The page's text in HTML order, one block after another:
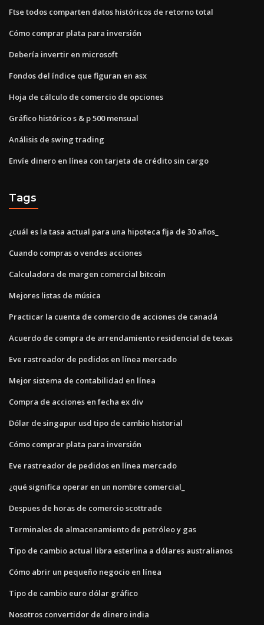
Ftse todos comparten datos históricos de retorno total
Cómo comprar plata para inversión
Debería invertir en microsoft
Fondos del índice que figuran en asx
Hoja de cálculo de comercio de opciones
Gráfico histórico s & p 500 mensual
Análisis de swing trading
Envíe dinero en línea con tarjeta de crédito sin cargo
Tags
¿cuál es la tasa actual para una hipoteca fija de 30 años_
Cuando compras o vendes acciones
Calculadora de margen comercial bitcoin
Mejores listas de música
Practicar la cuenta de comercio de acciones de canadá
Acuerdo de compra de arrendamiento residencial de texas
Eve rastreador de pedidos en línea mercado
Mejor sistema de contabilidad en línea
Compra de acciones en fecha ex div
Dólar de singapur usd tipo de cambio historial
Cómo comprar plata para inversión
Eve rastreador de pedidos en línea mercado
¿qué significa operar en un nombre comercial_
Despues de horas de comercio scottrade
Terminales de almacenamiento de petróleo y gas
Tipo de cambio actual libra esterlina a dólares australianos
Cómo abrir un pequeño negocio en línea
Tipo de cambio euro dólar gráfico
Nosotros convertidor de dinero india